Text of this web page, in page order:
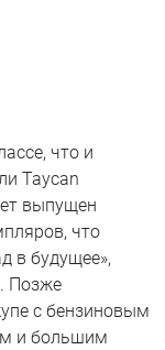
что и
Taycan
выпущен
что
в будущее»,
Позже
с бензиновым
и большим